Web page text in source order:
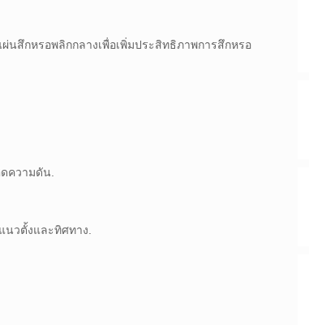
นสึกหรอพลิกกลางเพื่อเพิ่มประสิทธิภาพการสึกหรอ
ความดัน.
นวตั้งและทิศทาง.